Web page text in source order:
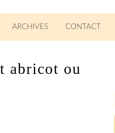
ARCHIVES CONTACT
abricot ou